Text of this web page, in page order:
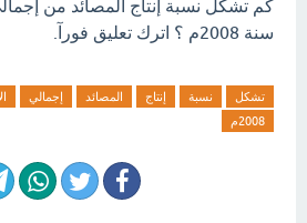
كم تشكل نسبة إنتاج المصائد من
سنة 2008م ؟ اترك تعليق فورآ.
تشكل نسبة إنتاج المصائد إجمالي
2008م